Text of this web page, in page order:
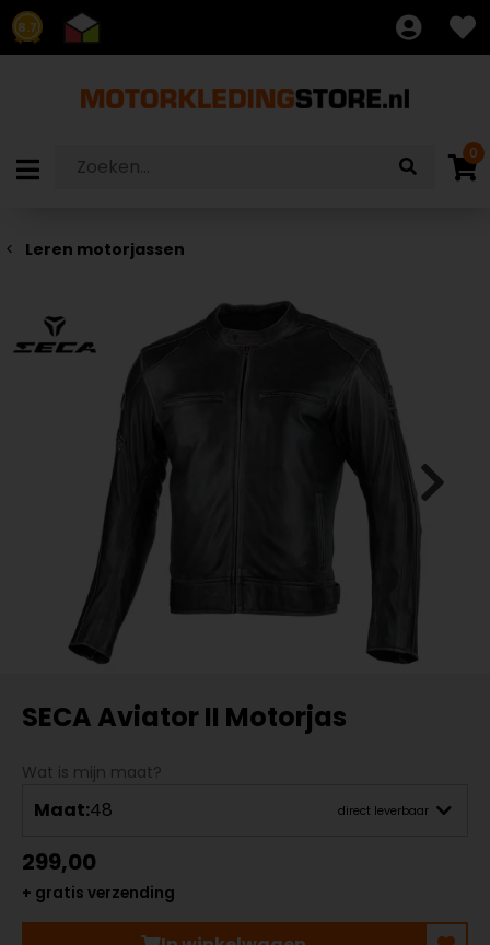
8.7
0
Leren motorjassen
SECA Aviator II Motorjas
Wat is mijn maat?
Maat:48 direct leverbaar
299,00
+ gratis verzending